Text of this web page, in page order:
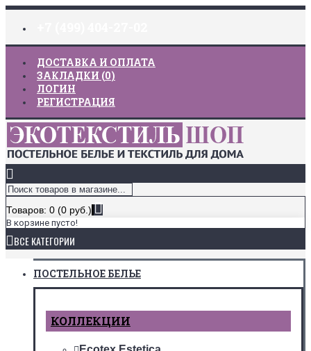
ДОСТАВКА И ОПЛАТА
ЗАКЛАДКИ (0)
ЛОГИН
РЕГИСТРАЦИЯ
Товаров: 0 (0 руб.)
В корзине пусто!
ВСЕ КАТЕГОРИИ
ПОСТЕЛЬНОЕ БЕЛЬЕ
КОЛЛЕКЦИИ